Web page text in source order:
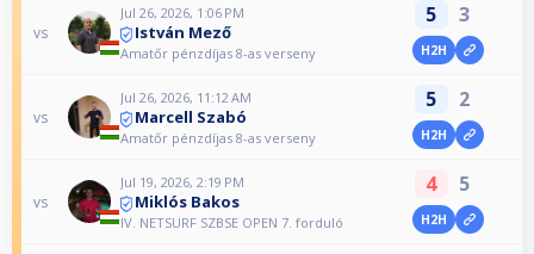
vs
Jul 26, 2026, 1:06 PM
István Mező
Amatőr pénzdíjas 8-as verseny
5 3
H2H
vs
Jul 26, 2026, 11:12 AM
Marcell Szabó
Amatőr pénzdíjas 8-as verseny
5 2
H2H
vs
Jul 19, 2026, 2:19 PM
Miklós Bakos
IV. NETSURF SZBSE OPEN 7. forduló
4 5
H2H